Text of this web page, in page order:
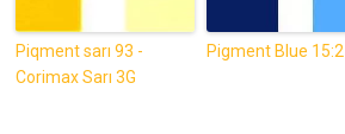
Piqment sarı 93 -
Corimax Sarı 3G
Pigment Blue 15:2